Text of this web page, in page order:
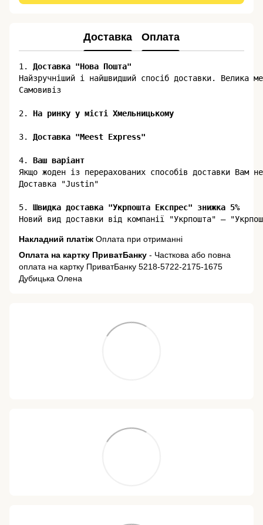
Доставка Оплата
1. Доставка "Нова Пошта"
​​Найзручніший і найшвидший спосіб доставки. Велика
Самовивіз
2.
3. Доставка "Meest Express"
4. Ваш варіант
Якщо жоден із перерахованих способів доставки Вам
Доставка "Justin"
5. Швидка доставка "Укрпошта Експрес" знижка 5%
Накладний платіж Оплата при отриманні
Оплата на картку ПриватБанку - Часткова або повна
оплата на картку ПриватБанку 5218-5722-2175-1675
Дубицька Олена